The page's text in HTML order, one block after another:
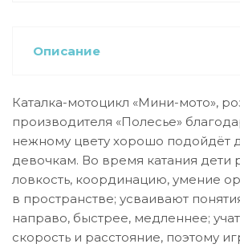
Описание
Каталка-мотоцикл «Мини-мото»,
производителя «Полесье»
нежному цвету хорошо подойдёт
девочкам. Во время катания дети
ловкость, координацию, умение
в пространстве; усваивают
направо, быстрее, медленнее;
скорость и расстояние, поэтому